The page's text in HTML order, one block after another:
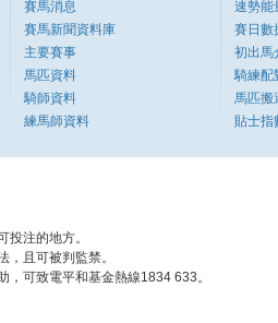
賽馬消息
賽馬新聞資料庫
主要賽事
馬匹資料
騎師資料
練馬師資料
速勢能
賽日數
初出馬
騎練配
馬匹搬
貼士指
投注的地方。
，且可被判監禁。
，可致電平和基金熱線1834 633。